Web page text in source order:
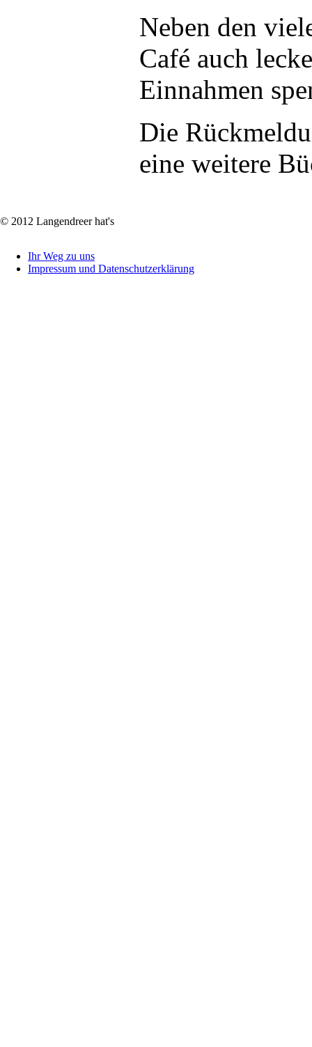
Neben den
Café auch
Einnahmen
Die
eine weitere
© 2012 Langendreer hat's
Ihr Weg zu uns
Impressum und Datenschutzerklärung